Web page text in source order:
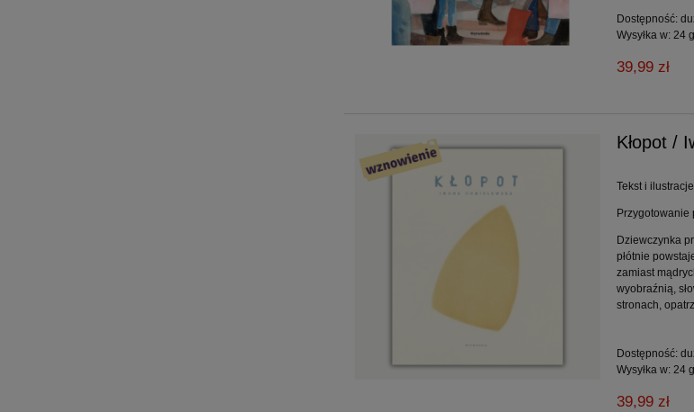
Dostępność:
Wysyłka w: 24
39,99 zł
Kłopot /
Tekst i
Przygotowanie
Dziewczynka
płótnie
zamiast
wyobraźnią,
stronach,
Dostępność:
Wysyłka w: 24
39,99 zł